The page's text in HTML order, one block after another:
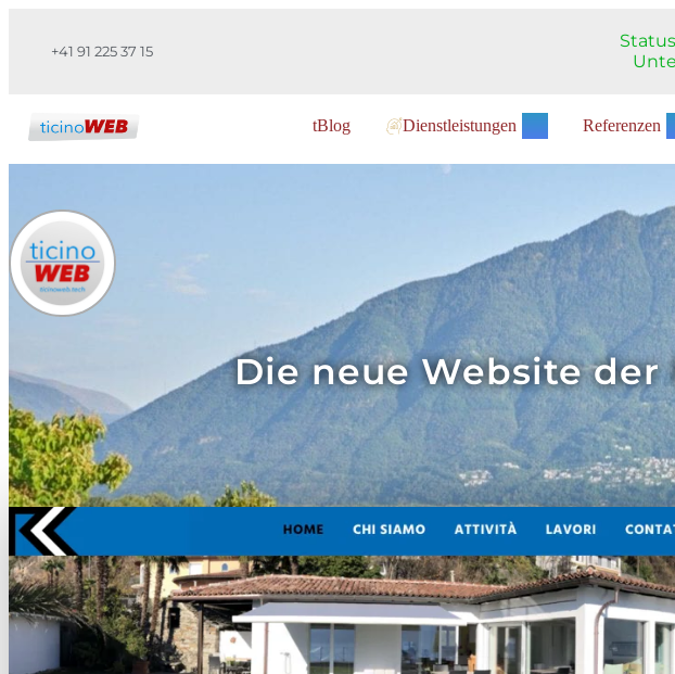
+41 91 225 37 15
tBlog Dienstleistungen Referenzen
Die neue Website